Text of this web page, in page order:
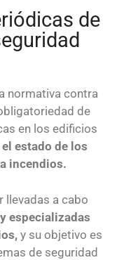
de
normativa contra
de
en los edificios
estado de los
incendios.
llevadas a cabo
especializadas
y su objetivo es
de seguridad